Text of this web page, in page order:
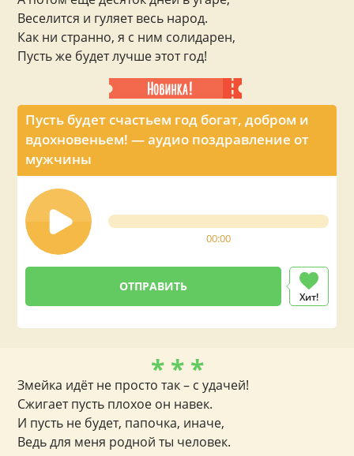
Пусть будет счастьем год богат, добром и
вдохновеньем! — аудио поздравление от
мужчины
00:00
Хит!
Веселится и гуляет весь народ.
Как ни странно, я с ним солидарен,
Пусть же будет лучше этот год!
* * *
Змейка идёт не просто так – с удачей!
Сжигает пусть плохое он навек.
И пусть не будет, папочка, иначе,
Ведь для меня родной ты человек.